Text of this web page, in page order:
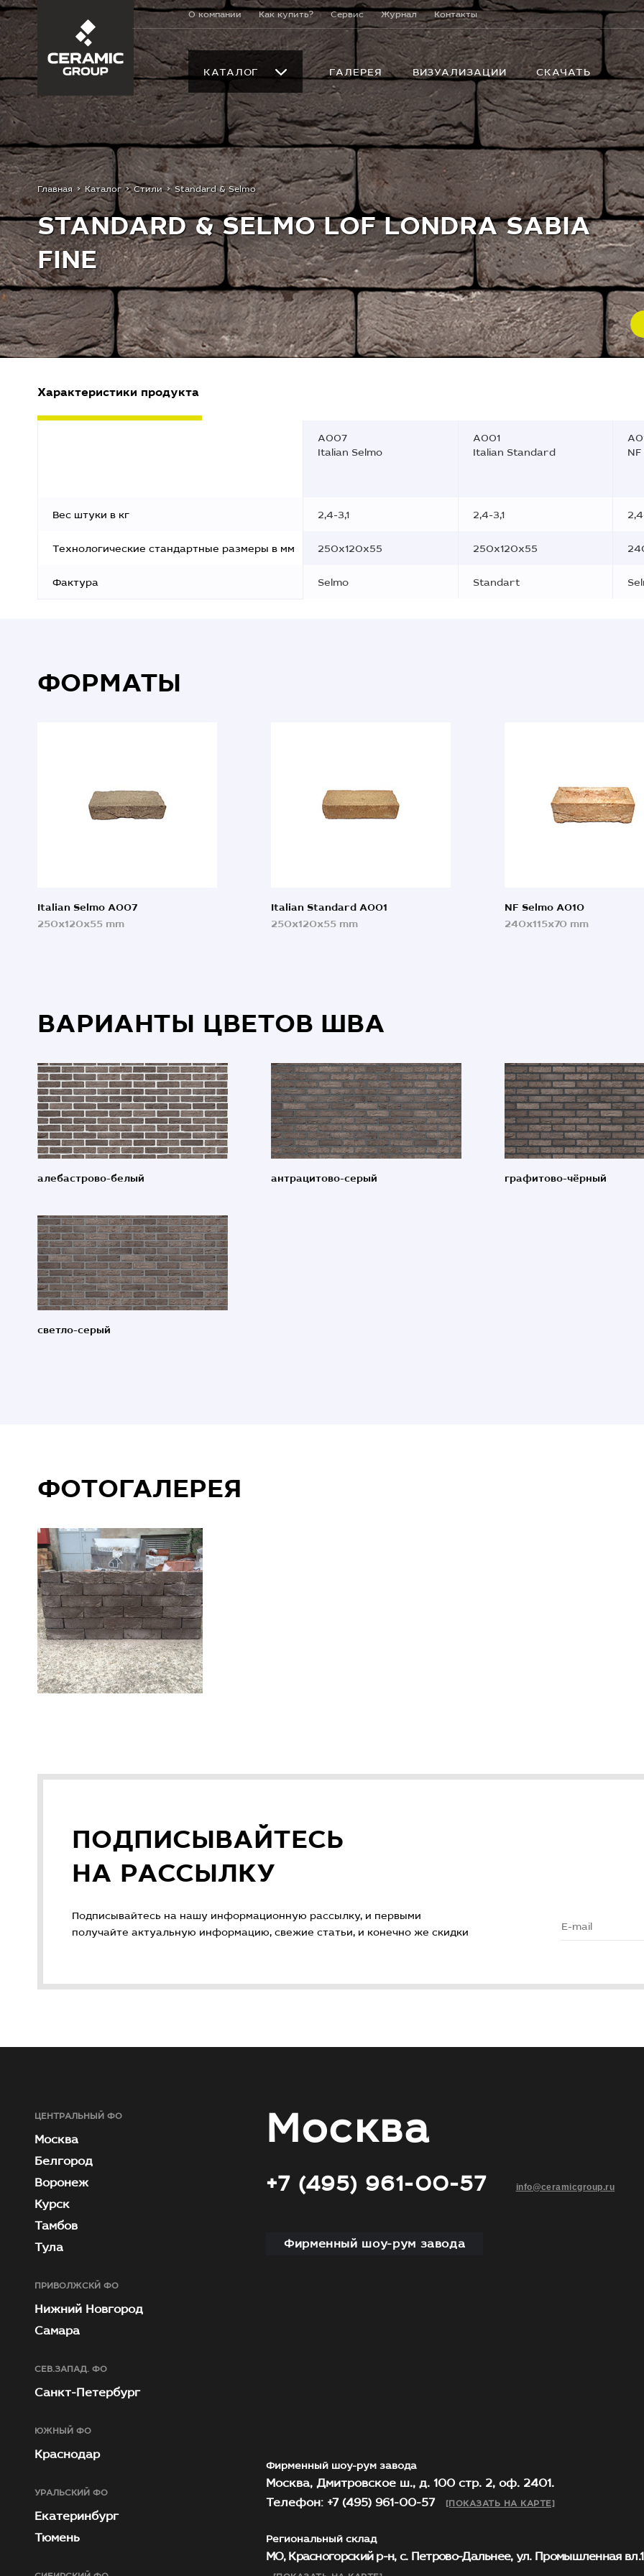
О компании Как купить? Сервис Журнал Контакты
КАТАЛОГ ГАЛЕРЕЯ ВИЗУАЛИЗАЦИИ СКАЧАТЬ
Главная Каталог Стили Standard & Selmo
STANDARD & SELMO LOF LONDRA SABIA
FINE
Характеристики продукта
A007
Italian Selmo
A001
Italian Standard
Вес штуки в кг 2,4-3,1 2,4-3,1
Технологические стандартные размеры в мм 250x120x55 250x120x55
Фактура Selmo Standart
ФОРМАТЫ
Italian Selmo A007
250x120x55 mm
Italian Standard A001
250x120x55 mm
NF Selmo A010
240x115x70 mm
ВАРИАНТЫ ЦВЕТОВ ШВА
алебастрово-белый антрацитово-серый графитово-чёрный
светло-серый
ФОТОГАЛЕРЕЯ
ПОДПИСЫВАЙТЕСЬ
НА РАССЫЛКУ
Подписывайтесь на нашу информационную рассылку, и первыми
получайте актуальную информацию, свежие статьи, и конечно же скидки
ЦЕНТРАЛЬНЫЙ ФО
Москва
Белгород
Воронеж
Курск
Тамбов
Тула
ПРИВОЛЖСКЙ ФО
Нижний Новгород
Самара
СЕВ.ЗАПАД. ФО
Санкт-Петербург
ЮЖНЫЙ ФО
Краснодар
УРАЛЬСКИЙ ФО
Екатеринбург
Тюмень
Москва
+7 (495) 961-00-57 info@ceramicgroup.ru
Фирменный шоу-рум завода
Фирменный шоу-рум завода
Москва, Дмитровское ш., д. 100 стр. 2, оф. 2401.
Телефон: +7 (495) 961-00-57
[ПОКАЗАТЬ НА КАРТЕ]
Региональный склад
МО, Красногорский р-н, с. Петрово-Дальнее, ул. Промышленная